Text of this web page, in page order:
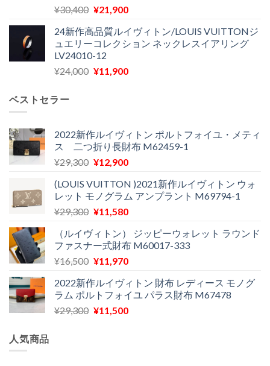
¥27,200
し
た。
は
で
す。
¥30,400 元
価
格
は
¥30,400
¥21,900現
の
価
は
24新作高品質ルイヴィトン/LOUIS VUITTONジ
ュエリーコレクション ネックレスイアリング
LV24010-12
¥24,000 元
¥24,000
で
し
¥11,900現
は
¥11,900
で
ベストセラー
2022新作ルイヴィトン ポルトフォイユ・メティ
ス 二つ折り長財布 M62459-1
¥29,300 元
価
格
は
で
し
た。
¥12,900現
の
価
格
¥12,900
で
す。
(LOUIS VUITTON )2021新作ルイヴィトン ウォ
レット モノグラム アンプラント M69794-1
¥29,300 元
価
格
は
で
し
た。
¥11,580現
の
価
格
¥11,580
で
す。
（ルイヴィトン） ジッピーウォレット ラウンド
ファスナー式財布 M60017-333
¥16,500 元
価
格
は
¥11,970現
の
価
格
2022新作ルイヴィトン 財布 レディース モノグ
ラム ポルトフォイユ パラス財布 M67478
¥29,300 元
¥11,500現
人気商品